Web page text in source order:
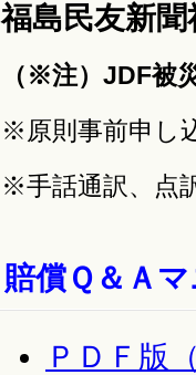
福島民友新
（※注）JDF被
※原則事前申し
※手話通訳、点
賠償Ｑ＆Ａ
ＰＤＦ版